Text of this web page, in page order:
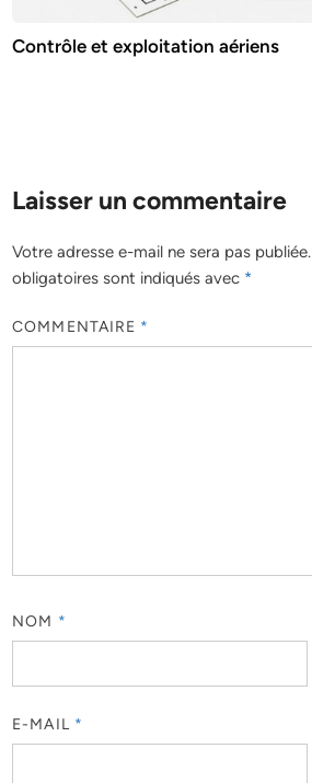
Contrôle et exploitation aériens
Laisser un commentaire
Votre adresse e-mail ne sera pas publiée.
obligatoires sont indiqués avec *
COMMENTAIRE *
NOM *
E-MAIL *